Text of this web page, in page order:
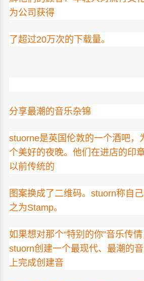
为公司获得
了超过20万次的下载量。
分享最潮的音乐杂锦
stuorne是英国伦敦的一个酒吧，
个美好的夜晚。他们在进店的印
以前传统的
图案换成了二维码。stuorn称自
之为Stamp。
如果想对那个“特别的你”音乐传
stuorn创建一个最现代、最潮的
上完成创建音